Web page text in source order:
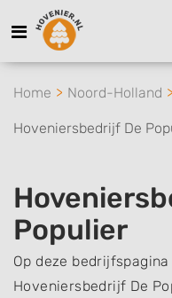
Home Noord-Holland
Hoveniersbedrijf De
Populier
Op deze
Hoveniersbedrijf De